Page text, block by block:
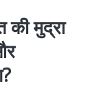
की मुद्रा